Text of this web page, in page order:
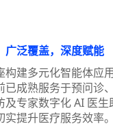
广泛覆盖，深度赋能
构建多元化智能体应
已成熟服务于预问诊
及专家数字化 AI 医
提升医疗服务效率。